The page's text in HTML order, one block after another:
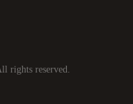
rights reserved.